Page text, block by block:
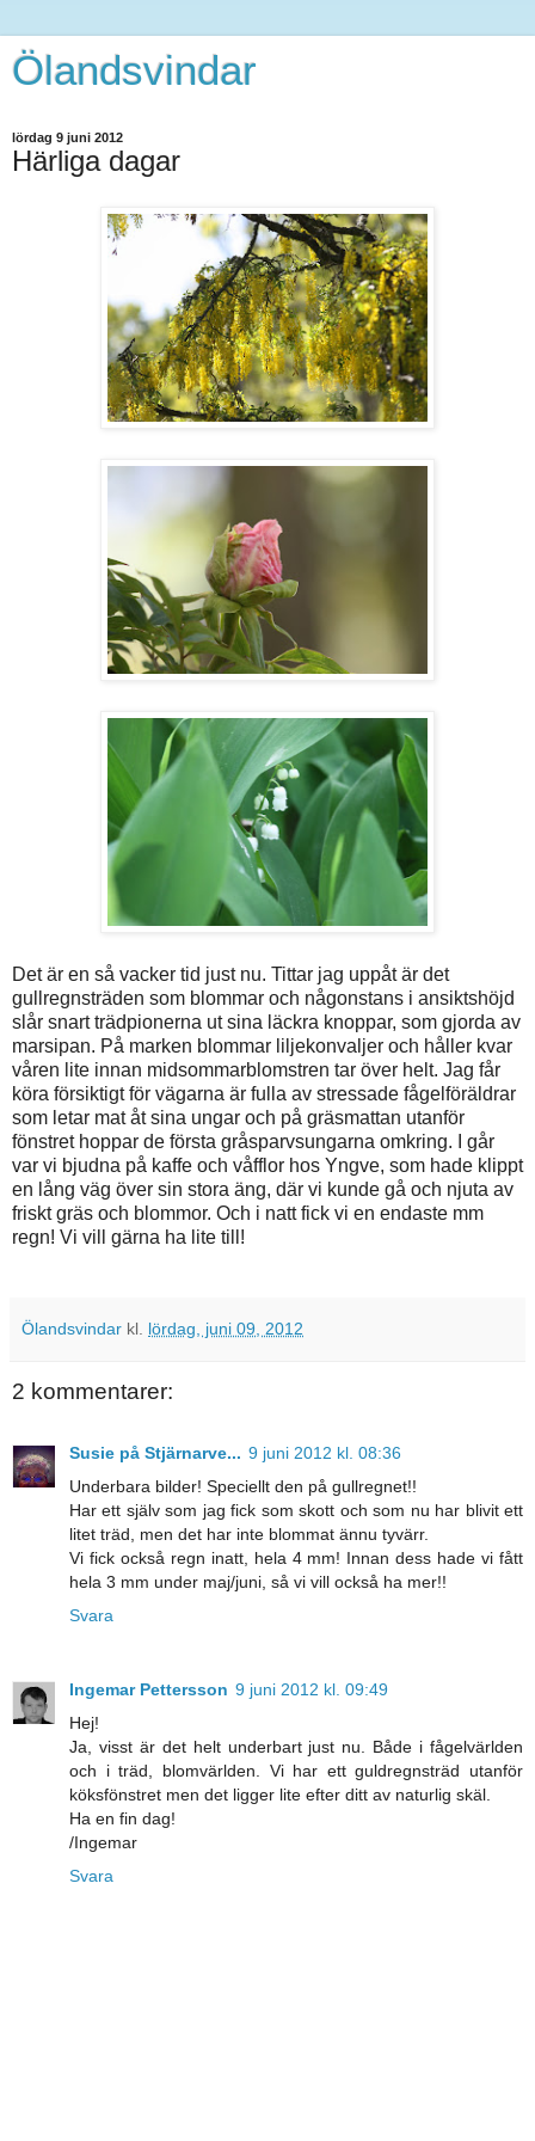
Ölandsvindar
lördag 9 juni 2012
Härliga dagar
Det är en så vacker tid just nu. Tittar jag uppåt är det
gullregnsträden som blommar och någonstans i ansiktshöjd
slår snart trädpionerna ut sina läckra knoppar, som gjorda av
marsipan. På marken blommar liljekonvaljer och håller kvar
våren lite innan midsommarblomstren tar över helt. Jag får
köra försiktigt för vägarna är fulla av stressade fågelföräldrar
som letar mat åt sina ungar och på gräsmattan utanför
fönstret hoppar de första gråsparvsungarna omkring. I går
var vi bjudna på kaffe och våfflor hos Yngve, som hade klippt
en lång väg över sin stora äng, där vi kunde gå och njuta av
friskt gräs och blommor. Och i natt fick vi en endaste mm
regn! Vi vill gärna ha lite till!
Ölandsvindar kl. lördag, juni 09, 2012
2 kommentarer:
Susie på Stjärnarve... 9 juni 2012 kl. 08:36
Underbara bilder! Speciellt den på gullregnet!!
Har ett själv som jag fick som skott och som nu har blivit ett
litet träd, men det har inte blommat ännu tyvärr.
Vi fick också regn inatt, hela 4 mm! Innan dess hade vi fått
hela 3 mm under maj/juni, så vi vill också ha mer!!
Svara
Ingemar Pettersson 9 juni 2012 kl. 09:49
Hej!
Ja, visst är det helt underbart just nu. Både i fågelvärlden
och i träd, blomvärlden. Vi har ett guldregnsträd utanför
köksfönstret men det ligger lite efter ditt av naturlig skäl.
Ha en fin dag!
/Ingemar
Svara